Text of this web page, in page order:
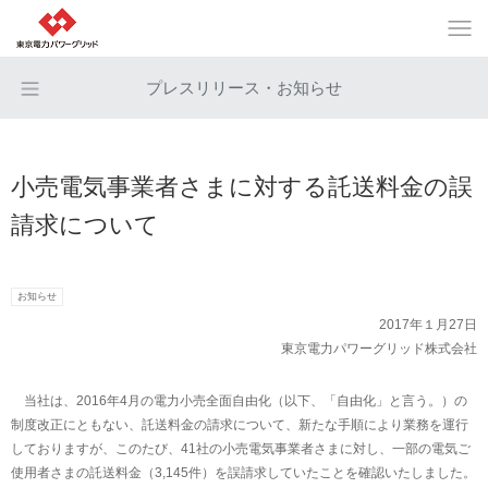
プレスリリース・お知らせ
小売電気事業者さまに対する託送料金の誤
請求について
お知らせ
2017年１月27日
東京電力パワーグリッド株式会社
当社は、2016年4月の電力小売全面自由化（以下、「自由化」と言う。）の
制度改正にともない、託送料金の請求について、新たな手順により業務を運行
しておりますが、このたび、41社の小売電気事業者さまに対し、一部の電気ご
使用者さまの託送料金（3,145件）を誤請求していたことを確認いたしました。